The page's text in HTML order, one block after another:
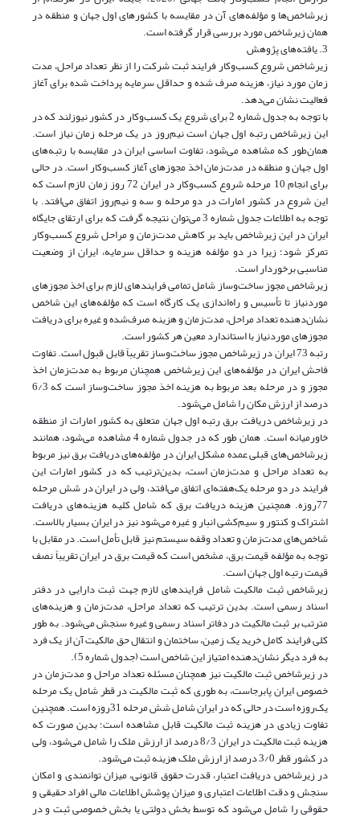
زیرشاخص‌ها و مؤلفه‌های آن در مقایسه با کشورهای اول جهان و منطقه در
همان زیرشاخص مورد بررسی قرار گرفته است.
3. یافته‌های پژوهش
زیرشاخص شروع کسب‌وکار فرایند ثبت شرکت را از نظر تعداد مراحل، مدت
زمان مورد نیاز، هزینه صرف شده و حداقل سرمایه پرداخت شده برای آغاز
فعالیت نشان می‌دهد.
با توجه به جدول شماره 2 برای شروع یک کسب‌و‌کار در کشور نیوزلند که در
این زیرشاخص رتبه اول جهان است نیم‌روز در یک مرحله زمان نیاز است.
همان‌طور که مشاهده می‌شود، تفاوت اساسی ایران در مقایسه با رتبه‌های
اول جهان و منطقه در مدت‌زمان اخذ مجوزهای آغاز کسب‌و‌کار است. در حالی
برای انجام 10 مرحله شروع کسب‌و‌کار در ایران 72 روز زمان لازم است که
این شروع در کشور امارات در دو مرحله و سه‌ و نیم‌روز اتفاق ‌می‌افتد. با
توجه به اطلاعات جدول شماره 3 می‌توان نتیجه گرفت که برای ارتقای جایگاه
ایران در این زیرشاخص باید بر کاهش مدت‌زمان و مراحل شروع کسب‌و‌کار
تمرکز شود؛ زیرا در دو مؤلفه هزینه و حداقل سرمایه، ایران از وضعیت
مناسبی برخوردار است.
زیرشاخص مجوز ساخت‌وساز شامل تمامی فرایندهای لازم برای اخذ مجوزهای
مورد‌نیاز تا تأسیس و راه‌اندازی یک کارگاه است که مؤلفه‌های این شاخص
نشان‌دهنده تعداد مراحل، مدت‌زمان و هزینه صرف‌شده و غیره برای دریافت
مجوزهای مورد‌نیاز با استاندارد معین هر کشور است.
رتبه 73 ایران در زیرشاخص مجوز ساخت‌وساز تقریباً قابل قبول است. تفاوت
فاحش ایران در مؤلفه‌های این زیرشاخص همچنان مربوط به مدت‌زمان اخذ
مجوز و در مرحله بعد مربوط به هزینه اخذ مجوز ساخت‌و‌ساز است که 6/3
درصد از ارزش مکان را شامل می‌شود.
در زیرشاخص دریافت برق رتبه اول جهان متعلق به کشور امارات از منطقه
خاورمیانه است. همان طور که در جدول شماره 4 مشاهده می‌شود، همانند
زیرشاخص‌های قبلی عمده مشکل ایران در مؤلفه‌های دریافت برق نیز مربوط
به تعداد مراحل و مدت‌زمان است، بدین‌ترتیب که در کشور امارات این
فرایند در دو مرحله یک‌هفته‌ای اتفاق می‌افتد، ولی در ایران در شش مرحله
77‌روزه. همچنین هزینه دریافت برق که شامل کلیه هزینه‌های دریافت
اشتراک و کنتور و سیم‌کشی انبار و غیره می‌شود نیز در ایران بسیار بالاست.
شاخص‌های مدت‌زمان و تعداد وقفه سیستم نیز قابل تأمل است. در مقابل با
توجه به مؤلفه قیمت برق، مشخص است که قیمت برق در ایران تقریباً نصف
قیمت رتبه اول جهان است.
زیرشاخص ثبت مالکیت شامل فرایندهای لازم جهت ثبت دارایی در دفتر
اسناد رسمی است. بدین ترتیب که تعداد مراحل، مدت‌زمان و هزینه‌های
مترتب بر ثبت مالکیت در دفاتر اسناد رسمی و غیره سنجش می‌شود. به طور
کلی فرایند کامل خرید یک زمین، ساختمان و انتقال حق مالکیت آن از یک فرد
به فرد دیگر نشان‌دهنده امتیاز این شاخص است (جدول شماره 5).
در زیرشاخص ثبت مالکیت نیز همچنان مسئله تعداد مراحل و مدت‌زمان در
خصوص ایران پابرجاست، به طوری که ثبت مالکیت در قطر شامل یک مرحله
یک‌روزه است در حالی که در ایران شامل شش مرحله 31‌روزه است. همچنین
تفاوت زیادی در هزینه ثبت مالکیت قابل مشاهده است؛ بدین صورت که
هزینه ثبت مالکیت در ایران 8/3 درصد از ارزش ملک را شامل می‌شود، ولی
در کشور قطر 3/0 درصد از ارزش ملک هزینه ثبت می‌شود.
در زیرشاخص دریافت اعتبار، قدرت حقوق قانونی، میزان توانمندی و امکان
سنجش و دقت اطلاعات اعتباری و میزان پوشش اطلاعات مالی افراد حقیقی و
حقوقی را شامل می‌شود که توسط بخش دولتی یا بخش خصوصی ثبت و در